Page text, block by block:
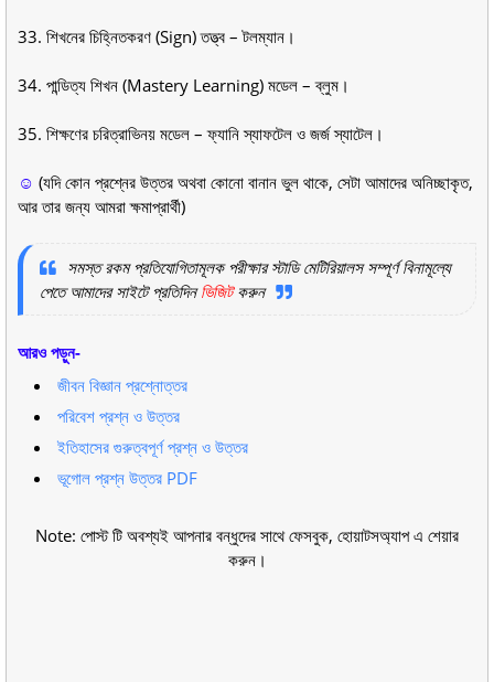
33. শিখনের চিহ্নিতকরণ (Sign) তত্ত্ব – টলম্যান।
34. পান্ডিত্য শিখন (Mastery Learning) মডেল – ব্লুম।
35. শিক্ষণের চরিত্রাভিনয় মডেল – ফ্যানি স্যাফটেল ও জর্জ স্যাটেল।
☺ (যদি কোন প্রশ্নের উত্তর অথবা কোনাে বানান ভুল থাকে, সেটা আমাদের অনিচ্ছাকৃত,
আর তার জন্য আমরা ক্ষমাপ্রার্থী)
সমস্ত রকম প্রতিযোগিতামূলক পরীক্ষার স্টাডি মেটিরিয়ালস সম্পূর্ণ বিনামূল্যে
পেতে আমাদের সাইটে প্রতিদিনভিজিটকরুন
আরও পড়ুন-
জীবন বিজ্ঞান প্রশ্নোত্তর
পরিবেশ প্রশ্ন ও উত্তর
ইতিহাসের গুরুত্বপূর্ণ প্রশ্ন ও উত্তর
ভূগোল প্রশ্ন উত্তর PDF
Note: পোস্ট টি অবশ্যই আপনার বন্ধুদের সাথে ফেসবুক, হোয়াটসঅ্যাপ এ শেয়ার
করুন।